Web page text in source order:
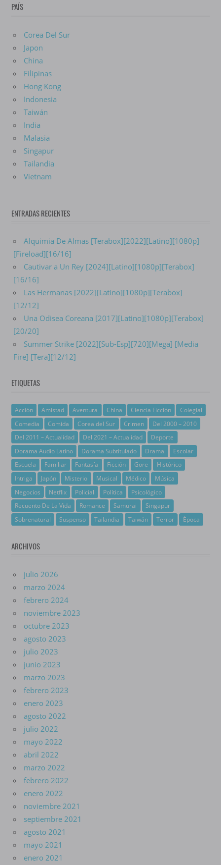
PAÍS
Corea Del Sur
Japon
China
Filipinas
Hong Kong
Indonesia
Taiwán
India
Malasia
Singapur
Tailandia
Vietnam
ENTRADAS RECIENTES
Alquimia De Almas [Terabox][2022][Latino][1080p]
[Fireload][16/16]
Cautivar a Un Rey [2024][Latino][1080p][Terabox]
[16/16]
Las Hermanas [2022][Latino][1080p][Terabox]
[12/12]
Una Odisea Coreana [2017][Latino][1080p][Terabox]
[20/20]
Summer Strike [2022][Sub-Esp][720][Mega] [Media
Fire] [Tera][12/12]
ETIQUETAS
Acción Amistad Aventura China Ciencia Ficción
Colegial
Comedia
Comida Corea del Sur Crimen
Del 2000 – 2010
Del 2011 – Actualidad
Del 2021 – Actualidad
Deporte
Dorama Audio Latino
Dorama Subtitulado Drama
Escolar
Escuela
Familiar Fantasía Ficción Gore
Histórico
Intriga
Japón Misterio Musical Médico
Música
Negocios
Netflix Policial Política
Psicológico
Recuento De La Vida
Romance Samurai
Singapur
Sobrenatural
Suspenso Tailandia Taiwán Terror Época
ARCHIVOS
julio 2026
marzo 2024
febrero 2024
noviembre 2023
octubre 2023
agosto 2023
julio 2023
junio 2023
marzo 2023
febrero 2023
enero 2023
agosto 2022
julio 2022
mayo 2022
abril 2022
marzo 2022
febrero 2022
enero 2022
noviembre 2021
septiembre 2021
agosto 2021
mayo 2021
enero 2021